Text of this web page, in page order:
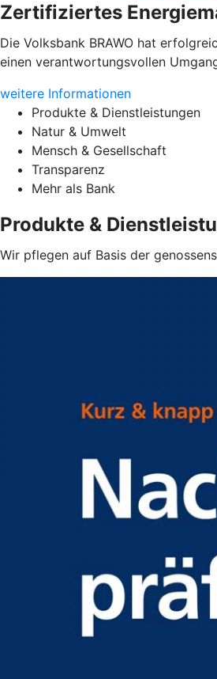
Zertifiziertes
Die Volksbank BRAWO hat
einen verantwortungsvollen
weitere Informationen
Produkte & Dienstleistungen
Natur & Umwelt
Mensch & Gesellschaft
Transparenz
Mehr als Bank
Produkte &
Wir pflegen auf Basis der